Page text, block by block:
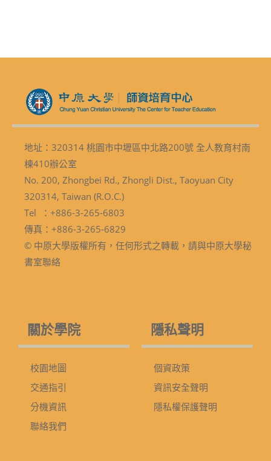
地址：320314 桃園市中壢區中北路200號 全人教育村南
棟410辦公室
No. 200, Zhongbei Rd., Zhongli Dist., Taoyuan City
320314, Taiwan (R.O.C.)
Tel ：+886-3-265-6803
傳真：+886-3-265-6829
© 中原大學版權所有，任何形式之轉載，請與中原大學秘
書室聯絡
關於學院
校園地圖
交通指引
分機資訊
聯絡我們
隱私聲明
個資政策
資訊安全聲明
隱私權保護聲明